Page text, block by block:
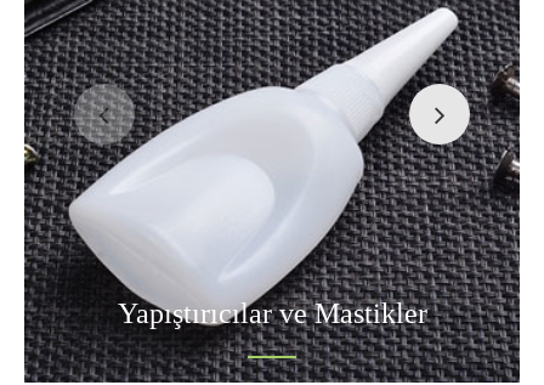
Yapıştırıcılar ve Mastikler